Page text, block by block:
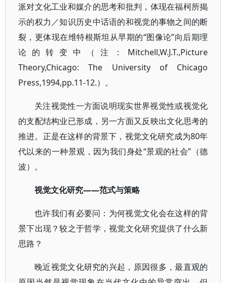
派对文化工业和媒介的思考和批判，体现在福柯所揭
示的权力／知识历史中话语的和视觉的事物之间的断
裂，更体现在维特根斯坦从早期的“图像论”向后期理
论的转变中（注：Mitchell,W.J.T.,Picture
Theory,Chicago: The University of Chicago
Press,1994,pp.11-12.）。
关注视觉性一方面说明现实世界视觉性或视觉化
的支配结构业已形成，另一方面又反映出文化思考的
推进。正是在这样的背景下，视觉文化研究成为80年
代以来的一种景观，因为我们身处“景观的社会”（德
波）。
视觉文化研究——范式与策略
也许我们有必要问：为何视觉文化会在这样的背
景下出现？较之于哲学，视觉文化研究提供了什么新
思路？
晚近视觉文化研究的兴起，原因很多，最直观的